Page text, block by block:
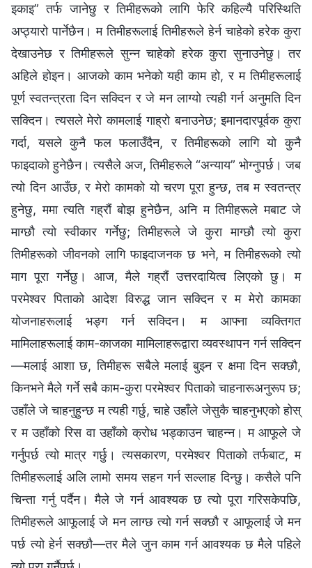
इकाइ” तर्फ जानेछु र तिमीहरूको लागि फेरि कहिल्यै परिस्थिति
अप्ठ्यारो पार्नेछैन। म तिमीहरूलाई तिमीहरूले हेर्न चाहेको हरेक कुरा
देखाउनेछ र तिमीहरूले सुन्न चाहेको हरेक कुरा सुनाउनेछु। तर
अहिले होइन। आजको काम भनेको यही काम हो, र म तिमीहरूलाई
पूर्ण स्वतन्त्रता दिन सक्दिन र जे मन लाग्यो त्यही गर्न अनुमति दिन
सक्दिन। त्यसले मेरो कामलाई गाह्रो बनाउनेछ; इमानदारपूर्वक कुरा
गर्दा, यसले कुनै फल फलाउँदैन, र तिमीहरूको लागि यो कुनै
फाइदाको हुनेछैन। त्यसैले अज, तिमीहरूले “अन्याय” भोग्नुपर्छ। जब
त्यो दिन आउँछ, र मेरो कामको यो चरण पूरा हुन्छ, तब म स्वतन्त्र
हुनेछु, ममा त्यति गह्रौं बोझ हुनेछैन, अनि म तिमीहरूले मबाट जे
माग्छौ त्यो स्वीकार गर्नेछु; तिमीहरूले जे कुरा माग्छौ त्यो कुरा
तिमीहरूको जीवनको लागि फाइदाजनक छ भने, म तिमीहरूको त्यो
माग पूरा गर्नेछु। आज, मैले गह्रौं उत्तरदायित्व लिएको छु। म
परमेश्‍वर पिताको आदेश विरुद्ध जान सक्दिन र म मेरो कामका
योजनाहरूलाई भङ्ग गर्न सक्दिन। म आफ्ना व्यक्तिगत
मामिलाहरूलाई काम-काजका मामिलाहरूद्वारा व्यवस्थापन गर्न सक्दिन
—मलाई आशा छ, तिमीहरू सबैले मलाई बुझ्न र क्षमा दिन सक्छौ,
किनभने मैले गर्ने सबै काम-कुरा परमेश्‍वर पिताको चाहनारूअनुरूप छ;
उहाँले जे चाहनुहुन्छ म त्यही गर्छु, चाहे उहाँले जेसुकै चाहनुभएको होस्
र म उहाँको रिस वा उहाँको क्रोध भड्काउन चाहन्न। म आफूले जे
गर्नुपर्छ त्यो मात्र गर्छु। त्यसकारण, परमेश्‍वर पिताको तर्फबाट, म
तिमीहरूलाई अलि लामो समय सहन गर्न सल्लाह दिन्छु। कसैले पनि
चिन्ता गर्नु पर्दैन। मैले जे गर्न आवश्यक छ त्यो पूरा गरिसकेपछि,
तिमीहरूले आफूलाई जे मन लाग्छ त्यो गर्न सक्छौ र आफूलाई जे मन
पर्छ त्यो हेर्न सक्छौ—तर मैले जुन काम गर्न आवश्यक छ मैले पहिले